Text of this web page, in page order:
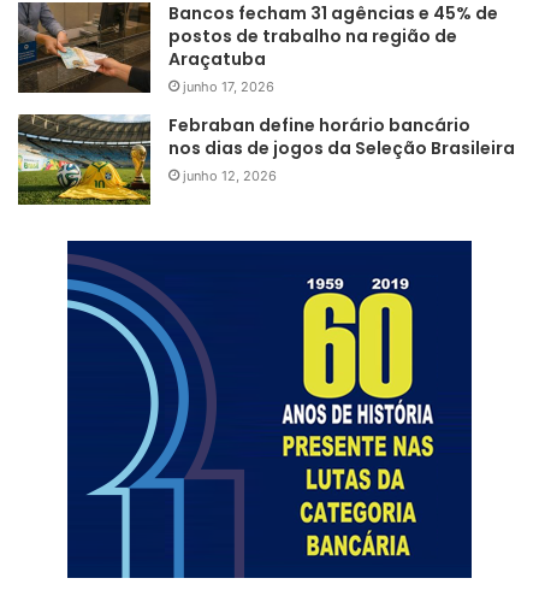
Bancos fecham 31 agências e 45% de
postos de trabalho na região de
Araçatuba
junho 17, 2026
Febraban define horário bancário
nos dias de jogos da Seleção Brasileira
junho 12, 2026